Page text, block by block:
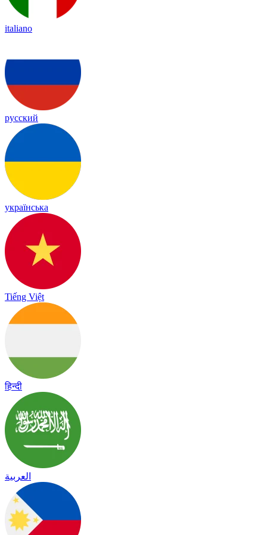
italiano
русский
українська
Tiếng Việt
हिन्दी
العربية